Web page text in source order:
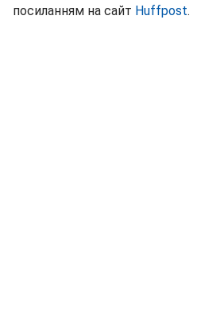
посиланням на сайт Нuffpost.